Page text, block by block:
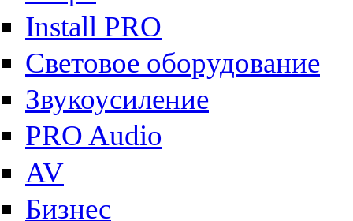
Install PRO
Световое оборудование
Звукоусиление
PRO Audio
AV
Бизнес